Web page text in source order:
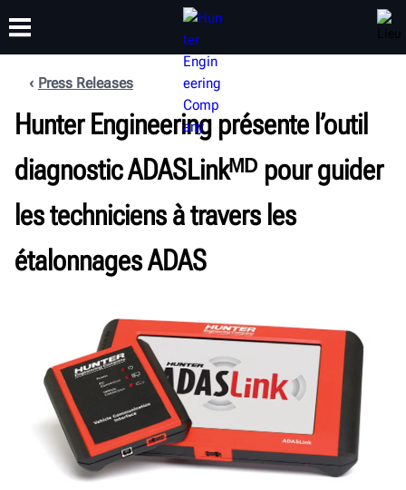
PRODUITS ASSISTANCE
FORMATION
À PROPOS
Press Releases
Hunter Engineering présente l’outil
diagnostic ADASLinkᴹᴰ pour guider
les techniciens à travers les
étalonnages ADAS